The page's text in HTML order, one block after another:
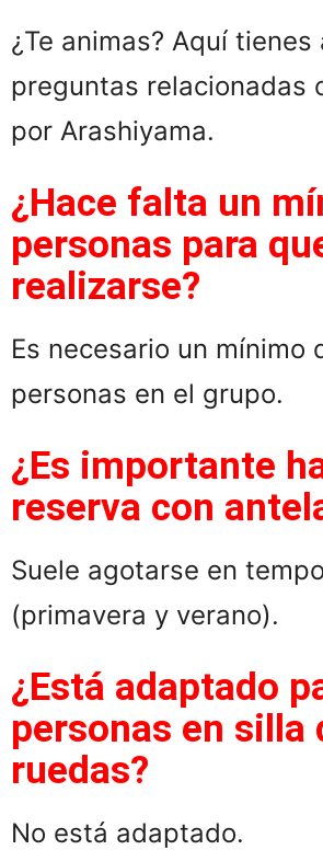
¿Te animas? Aquí tienes
preguntas relacionadas
por Arashiyama.
¿Hace falta un
personas para
realizarse?
Es necesario un mínimo
personas en el grupo.
¿Es importante
reserva con
Suele agotarse en
(primavera y verano).
¿Está adaptado
personas en silla
ruedas?
No está adaptado.